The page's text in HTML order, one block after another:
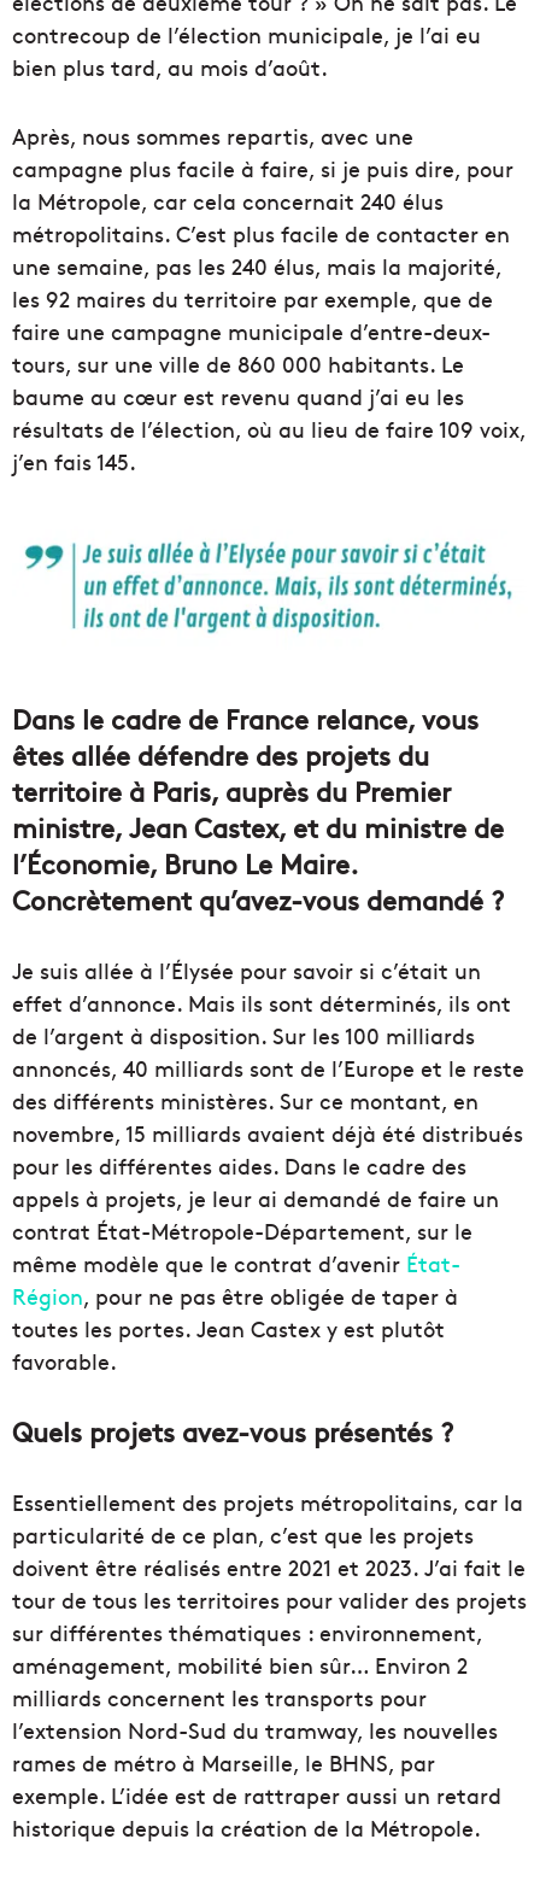
contrecoup de l’élection municipale, je l’ai eu
bien plus tard, au mois d’août.
Après, nous sommes repartis, avec une
campagne plus facile à faire, si je puis dire, pour
la Métropole, car cela concernait 240 élus
métropolitains. C’est plus facile de contacter en
une semaine, pas les 240 élus, mais la majorité,
les 92 maires du territoire par exemple, que de
faire une campagne municipale d’entre-deux-
tours, sur une ville de 860 000 habitants. Le
baume au cœur est revenu quand j’ai eu les
résultats de l’élection, où au lieu de faire 109 voix,
j’en fais 145.
Dans le cadre de France relance, vous
êtes allée défendre des projets du
territoire à Paris, auprès du Premier
ministre, Jean Castex, et du ministre de
l’Économie, Bruno Le Maire.
Concrètement qu’avez-vous demandé ?
Je suis allée à l’Élysée pour savoir si c’était un
effet d’annonce. Mais ils sont déterminés, ils ont
de l’argent à disposition. Sur les 100 milliards
annoncés, 40 milliards sont de l’Europe et le reste
des différents ministères. Sur ce montant, en
novembre, 15 milliards avaient déjà été distribués
pour les différentes aides. Dans le cadre des
appels à projets, je leur ai demandé de faire un
contrat État-Métropole-Département, sur le
même modèle que le contrat d’avenir État-
Région, pour ne pas être obligée de taper à
toutes les portes. Jean Castex y est plutôt
favorable.
Quels projets avez-vous présentés ?
Essentiellement des projets métropolitains, car la
particularité de ce plan, c’est que les projets
doivent être réalisés entre 2021 et 2023. J’ai fait le
tour de tous les territoires pour valider des projets
sur différentes thématiques : environnement,
aménagement, mobilité bien sûr… Environ 2
milliards concernent les transports pour
l’extension Nord-Sud du tramway, les nouvelles
rames de métro à Marseille, le BHNS, par
exemple. L’idée est de rattraper aussi un retard
historique depuis la création de la Métropole.